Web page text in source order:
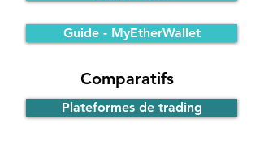
Comparatifs
Plateformes de trading
Guide - MyEtherWallet